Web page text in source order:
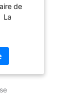
C’est
et
ou se
le
et
et
Huile
de
La
de
de
tête en